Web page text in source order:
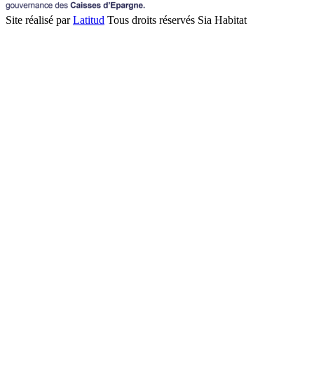
Site réalisé parLatitud Tous droits réservés Sia Habitat